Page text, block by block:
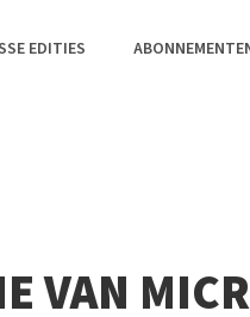
EDITIES
VAN